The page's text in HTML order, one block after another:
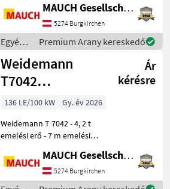
Alapfelszereltségként két
emelőhengert, 24 PS
teljesítményű
háromhengeres motort,
kenhető középső cs
MAUCH Gesellschaft m.b.H. & Co.KG
5274 Burgkirchen
Egyéb
mezőgazdasági
erőgépek
/
Weidemann
Premium Arany kereskedő
Weidemann
T7042
teleszkópos
rakodó
Ár
kérésre
136 LE/100 kW
Gy. év 2026
Weidemann T 7042 - 4, 2 t
emelési erő - 7 m emelési
Perkins motor - kb. 7650 kg
saját tömeg - hidrosztatikus
hajtás - 20 km/h (opcionális
MAUCH Gesellschaft m.b.H. & Co.KG
5274 Burgkirchen